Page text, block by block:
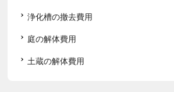
浄化槽の撤去費用
庭の解体費用
土蔵の解体費用